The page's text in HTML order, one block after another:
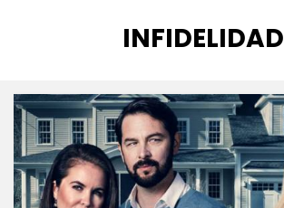
ETIQUETA
:
INFIDELIDAD